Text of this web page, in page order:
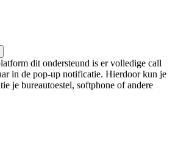
dit ondersteund is er volledige call
in de pop-up notificatie. Hierdoor kun je
je bureautoestel, softphone of andere